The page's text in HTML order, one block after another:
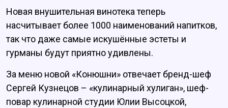
Новая внушительная винотека теперь
насчитывает более 1000 наименований напитков,
так что даже самые искушённые эстеты и
гурманы будут приятно удивлены.
За меню новой «Конюшни» отвечает бренд-шеф
Сергей Кузнецов – «кулинарный хулиган», шеф-
повар кулинарной студии Юлии Высоцкой,